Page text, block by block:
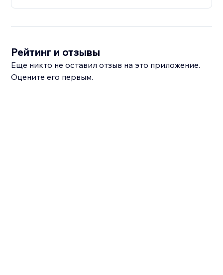
Рейтинг и отзывы
Еще никто не оставил отзыв на это приложение.
Оцените его первым.